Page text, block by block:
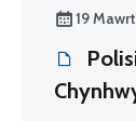
19